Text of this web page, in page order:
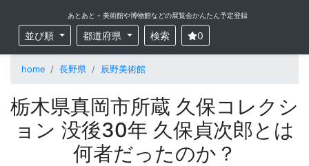
あとあと - 美術館や博物館などの展覧会かんたん予定登録
並び順 都道府県 検索 0
home 長野県 辰野美術館
栃木県真岡市所蔵 久保コレクシ
ョン 没後30年 久保貞次郎とは
何者だったのか？